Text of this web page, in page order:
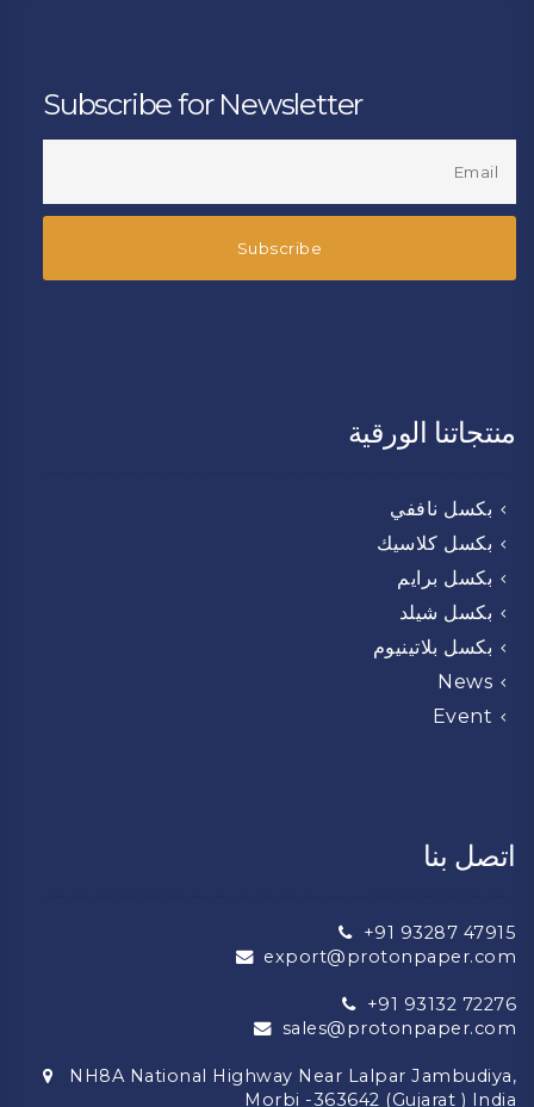
Subscribe for Newsletter
منتجاتنا الورقية
بكسل ناففي
بكسل كلاسيك
بكسل برايم
بكسل شيلد
بكسل بلاتينيوم
News
Event
اتصل بنا
+91 93287 47915
export@protonpaper.com
+91 93132 72276
sales@protonpaper.com
NH8A National Highway Near Lalpar Jambudiya,
Morbi -363642 (Gujarat ) India